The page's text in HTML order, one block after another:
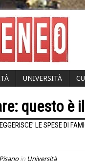
UNIVERSITÀ
questo è
LE SPESE DI
in Università